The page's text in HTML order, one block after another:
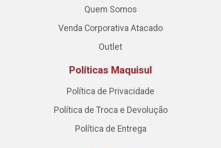
Quem Somos
Venda Corporativa Atacado
Outlet
Políticas Maquisul
Política de Privacidade
Política de Troca e Devolução
Política de Entrega